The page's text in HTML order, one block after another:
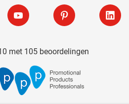
YouTube Pinterest
is 85
met 105 beoordelingen